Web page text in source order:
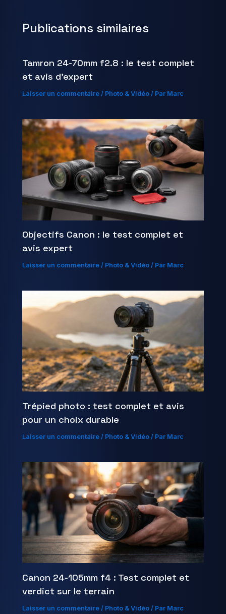
Publications similaires
Tamron 24-70mm f2.8 : le test complet
et avis d’expert
Laisser un commentaire / Photo & Vidéo / Par Marc
Objectifs Canon : le test complet et
avis expert
Laisser un commentaire / Photo & Vidéo / Par Marc
Trépied photo : test complet et avis
pour un choix durable
Laisser un commentaire / Photo & Vidéo / Par Marc
Canon 24-105mm f4 : Test complet et
verdict sur le terrain
Laisser un commentaire / Photo & Vidéo / Par Marc